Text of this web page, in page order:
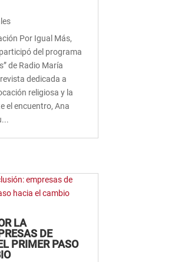
Por Igual Más,
del programa
de Radio María
dedicada a
religiosa y la
el encuentro, Ana
LA
DE
PRIMER PASO